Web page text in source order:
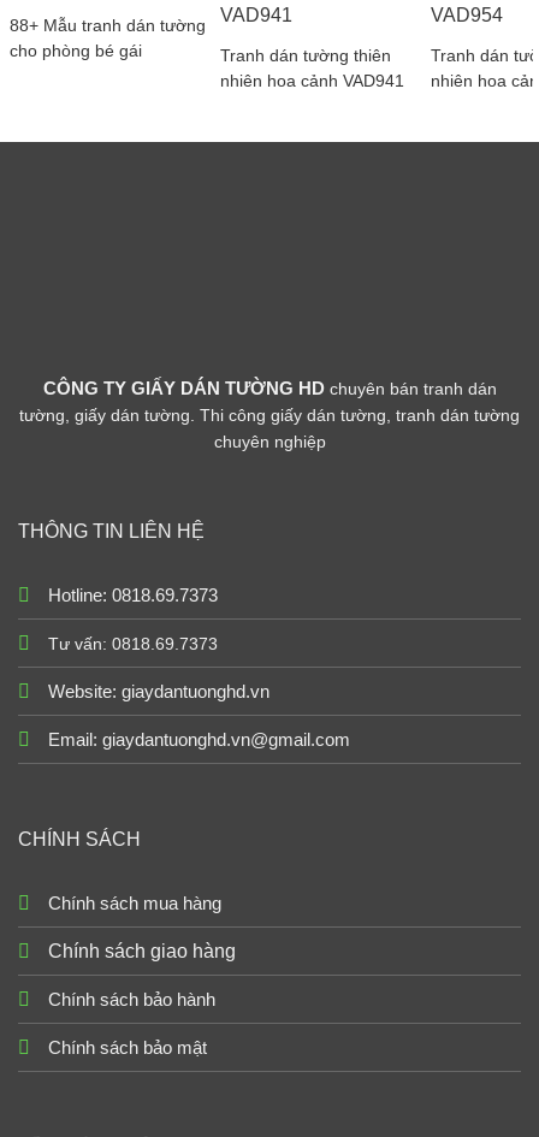
88+ Mẫu tranh dán tường
cho phòng bé gái
Tranh dán tường thiên
nhiên hoa cảnh VAD941
Tranh dán
nhiên hoa
CÔNG TY GIẤY DÁN TƯỜNG HD chuyên bán tranh dán
tường, giấy dán tường. Thi công giấy dán tường, tranh dán tường
chuyên nghiệp
THÔNG TIN LIÊN HỆ
Hotline: 0818.69.7373
Tư vấn: 0818.69.7373
Website: giaydantuonghd.vn
Email: giaydantuonghd.vn@gmail.com
CHÍNH SÁCH
Chính sách mua hàng
Chính sách giao hàng
Chính sách bảo hành
Chính sách bảo mật